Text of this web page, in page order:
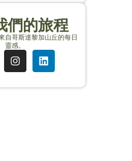
們的旅程
自哥斯達黎加山丘的每日
靈感。